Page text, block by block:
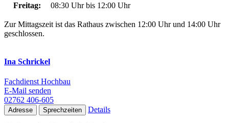
Freitag:
08:30 Uhr bis 12:00 Uhr
Zur Mittagszeit ist das Rathaus zwischen 12:00 Uhr und 14:00 Uhr
geschlossen.
Ina Schrickel
Fachdienst Hochbau
E-Mail senden
02762 406-605
Adresse Sprechzeiten Details